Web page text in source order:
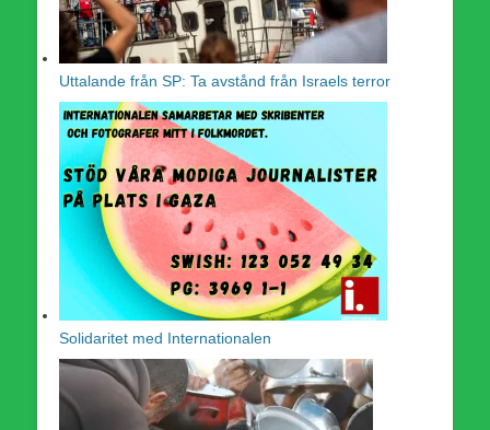
Uttalande från SP: Ta avstånd från Israels terror
Solidaritet med Internationalen